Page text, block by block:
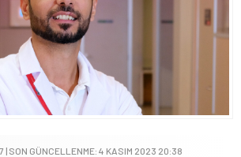
| SON GÜNCELLENME: 4 KASIM 2023 20:38